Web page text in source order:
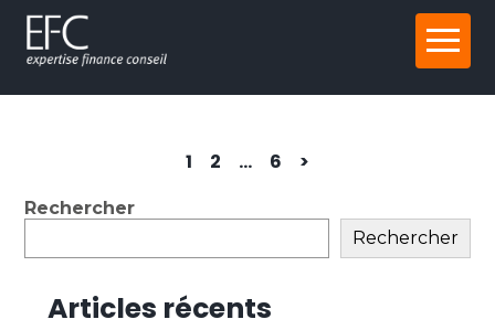
Aller
au
À compter du 1 juin prochain, les particuliers qui
auront souscrit un contrat d’assurance en ligne
Navigation1 2 … 6 >
Blog
Rechercher
Rechercher
Articles récents